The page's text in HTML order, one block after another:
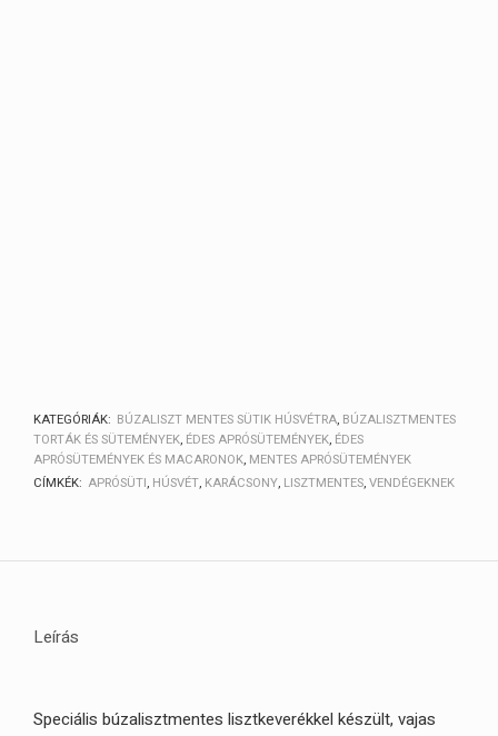
KATEGÓRIÁK: BÚZALISZT MENTES SÜTIK HÚSVÉTRA, BÚZALISZTMENTES
TORTÁK ÉS SÜTEMÉNYEK, ÉDES APRÓSÜTEMÉNYEK, ÉDES
APRÓSÜTEMÉNYEK ÉS MACARONOK, MENTES APRÓSÜTEMÉNYEK
CÍMKÉK: APRÓSÜTI, HÚSVÉT, KARÁCSONY, LISZTMENTES,VENDÉGEKNEK
Leírás
Speciális búzalisztmentes lisztkeverékkel készült, vajas